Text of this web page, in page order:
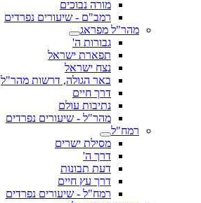
מורה נבוכים
רמב"ם - שיעורים נפרדים
מהר"ל מפראג
גבורות ה'
תפארת ישראל
נצח ישראל
באר הגולה, דרשות מהר"ל
דרך חיים
נתיבות עולם
מהר"ל - שיעורים נפרדים
רמח"ל
מסילת ישרים
דרך ה'
דעת תבונות
דרך עץ חיים
רמח"ל - שיעורים נפרדים